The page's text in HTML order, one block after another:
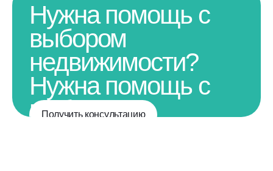
Нужна помощь с
выбором
недвижимости?
Нужна помощь с
выбором
Получить консультацию